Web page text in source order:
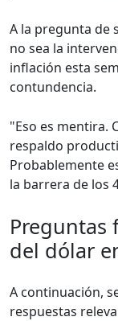
A la pregunta de
no sea la
inflación esta
contundencia.
"Eso es mentira.
respaldo
Probablemente
la barrera de los
Preguntas
del dólar
A continuación,
respuestas